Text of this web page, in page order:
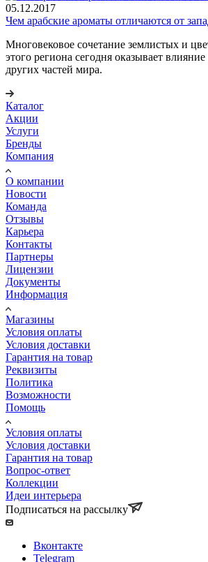
05.12.2017
Чем арабские ароматы отличаются от
Многовековое сочетание землистых и
этого региона сегодня оказывает
других частей мира.
Каталог
Акции
Услуги
Бренды
Компания
О компании
Новости
Команда
Отзывы
Карьера
Контакты
Партнеры
Лицензии
Документы
Информация
Магазины
Условия оплаты
Условия доставки
Гарантия на товар
Реквизиты
Политика
Возможности
Помощь
Условия оплаты
Условия доставки
Гарантия на товар
Вопрос-ответ
Коллекции
Идеи интерьера
Подписаться на рассылку
Вконтакте
Telegram